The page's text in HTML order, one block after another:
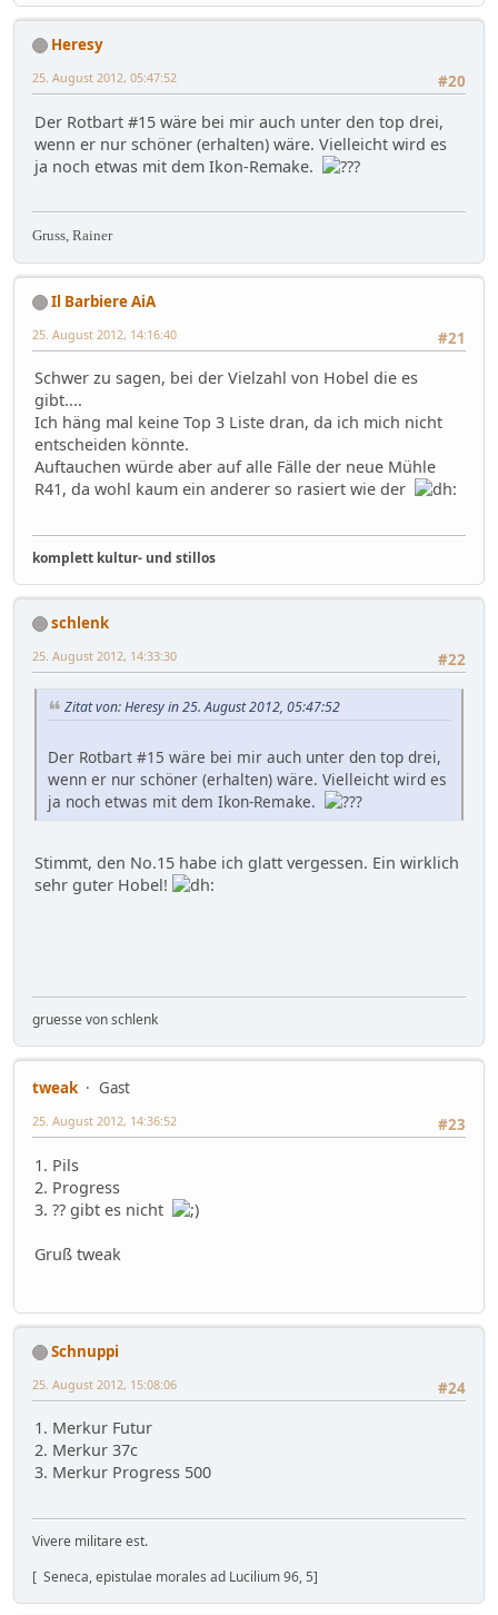
Heresy
#20
25. August 2012, 05:47:52
Der Rotbart #15 wäre bei mir auch unter den top drei,
wenn er nur schöner (erhalten) wäre. Vielleicht wird es
ja noch etwas mit dem Ikon-Remake.
Gruss, Rainer
Il Barbiere AiA
#21
25. August 2012, 14:16:40
Schwer zu sagen, bei der Vielzahl von Hobel die es
gibt....
Ich häng mal keine Top 3 Liste dran, da ich mich nicht
entscheiden könnte.
Auftauchen würde aber auf alle Fälle der neue Mühle
R41, da wohl kaum ein anderer so rasiert wie der
komplett kultur- und stillos
schlenk
#22
25. August 2012, 14:33:30
Zitat von: Heresy in 25. August 2012, 05:47:52
Der Rotbart #15 wäre bei mir auch unter den top drei,
wenn er nur schöner (erhalten) wäre. Vielleicht wird es
ja noch etwas mit dem Ikon-Remake.
Stimmt, den No.15 habe ich glatt vergessen. Ein wirklich
sehr guter Hobel!
gruesse von schlenk
tweak
Gast
#23
25. August 2012, 14:36:52
1. Pils
2. Progress
3. ?? gibt es nicht
Gruß tweak
Schnuppi
#24
25. August 2012, 15:08:06
1. Merkur Futur
2. Merkur 37c
3. Merkur Progress 500
Vivere militare est.
[ Seneca, epistulae morales ad Lucilium 96, 5]